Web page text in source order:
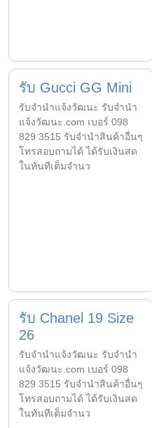
รับ Gucci GG Mini
รับจํานําแจ้งวัฒนะ รับจํานํา
แจ้งวัฒนะ.com เบอร์ 098
829 3515 รับจำนำสินค้าอื่นๆ
โทรสอบถามได้ ได้รับเงินสด
ในทันทีเต็มจำนว
รับ Chanel 19 Size
26
รับจํานําแจ้งวัฒนะ รับจํานํา
แจ้งวัฒนะ.com เบอร์ 098
829 3515 รับจำนำสินค้าอื่นๆ
โทรสอบถามได้ ได้รับเงินสด
ในทันทีเต็มจำนว